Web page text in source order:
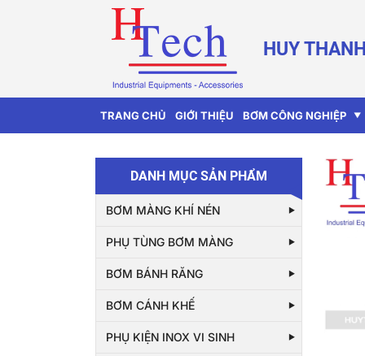
HUY
TRANG CHỦ GIỚI THIỆU BƠM CÔNG NGHIỆP
DANH MỤC SẢN PHẨM
BƠM MÀNG KHÍ NÉN
PHỤ TÙNG BƠM MÀNG
BƠM BÁNH RĂNG
BƠM CÁNH KHẾ
PHỤ KIỆN INOX VI SINH